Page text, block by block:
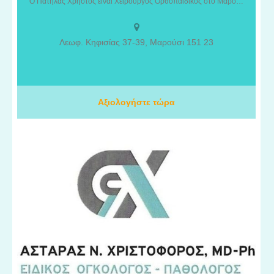
αντιμετώπιση και τη θεραπεία παθήσεων και τραυματισμών του
σύγχρονη ιατρική προσέγγιση, αντιμετωπίζει ορθοπαιδικές
αθλητικών κακώσεων. Κάθε περιστατικό αξιολογείται
εξατομικευμένα, με στόχο την επιλογή της κατάλληλης
Λεωφ. Κηφισίας 37-39, Μαρούσι 151 23
Αξιολογήστε τώρα